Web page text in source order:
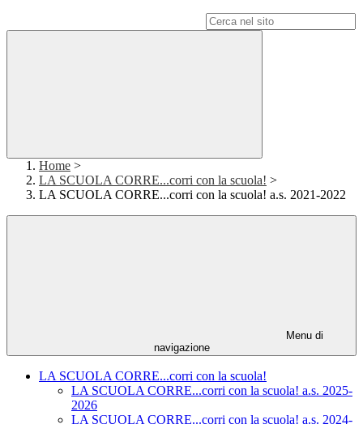
Home >
LA SCUOLA CORRE...corri con la scuola! >
LA SCUOLA CORRE...corri con la scuola! a.s. 2021-2022
Menu di
navigazione
LA SCUOLA CORRE...corri con la scuola!
LA SCUOLA CORRE...corri con la scuola! a.s. 2025-
2026
LA SCUOLA CORRE...corri con la scuola! a.s. 2024-